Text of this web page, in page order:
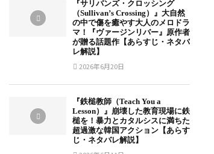
『サリバンズ・クロッシング
（Sullivan’s Crossing）』大自然
の中で傷を癒やす大人のメロドラ
マ！『ヴァージンリバー』原作者
が贈る話題作【あらすじ・ネタバ
レ解説】
2026年6月20日
『鉄槌教師（Teach You a
Lesson）』崩壊した教育現場に鉄
槌を！暴力とカタルシスに満ちた
超過激な韓国アクション【あらす
じ・ネタバレ解説】